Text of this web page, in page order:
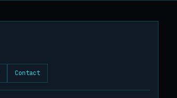
スコープドッグ サンサ戦 リーマン少佐機
Contact